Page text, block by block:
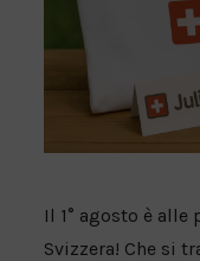
Il 1° agosto è
Svizzera! Che si